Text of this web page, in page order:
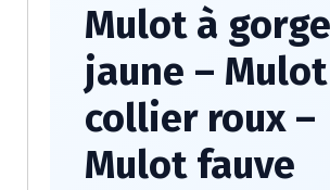
Mulot à gorge
jaune –
collier roux –
Mulot fauve